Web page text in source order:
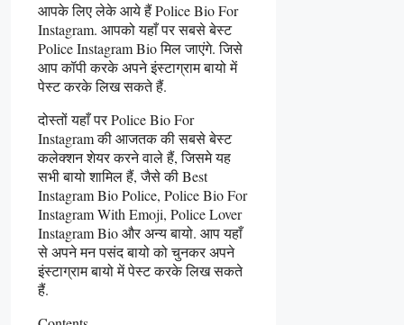
आपके लिए लेके आये हैं Police Bio For
Instagram. आपको यहाँ पर सबसे बेस्ट
Police Instagram Bio मिल जाएंगे. जिसे
आप कॉपी करके अपने इंस्टाग्राम बायो में
पेस्ट करके लिख सकते हैं.
दोस्तों यहाँ पर Police Bio For
Instagram की आजतक की सबसे बेस्ट
कलेक्शन शेयर करने वाले हैं, जिसमे यह
सभी बायो शामिल हैं, जैसे की Best
Instagram Bio Police, Police Bio For
Instagram With Emoji, Police Lover
Instagram Bio और अन्य बायो. आप यहाँ
से अपने मन पसंद बायो को चुनकर अपने
इंस्टाग्राम बायो में पेस्ट करके लिख सकते
हैं.